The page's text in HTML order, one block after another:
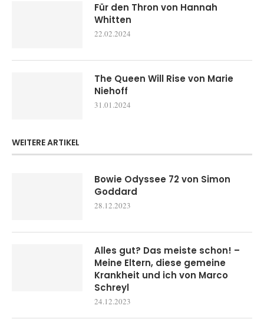
Für den Thron von Hannah
Whitten
22.02.2024
The Queen Will Rise von Marie
Niehoff
31.01.2024
WEITERE ARTIKEL
Bowie Odyssee 72 von Simon
Goddard
28.12.2023
Alles gut? Das meiste schon! –
Meine Eltern, diese gemeine
Krankheit und ich von Marco
Schreyl
24.12.2023